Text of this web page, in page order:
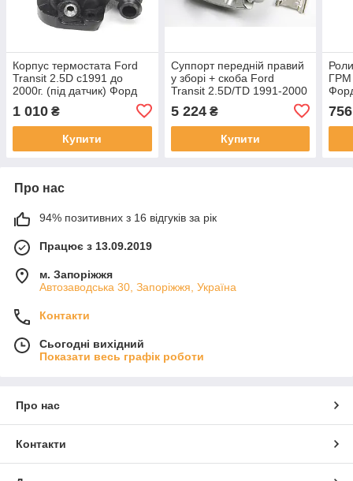
Корпус термостата Ford
Transit 2.5D с1991 до
2000г. (під датчик) Форд
1 010 ₴
Купити
Суппорт передній правий
у зборі + скоба Ford
Transit 2.5D/TD 1991-2000
Форд Транзит напрямні +
поршня
5 224₴
Купити
ГРМ
756
Про нас
94% позитивних з 16 відгуків за рік
Працює з 13.09.2019
м. Запоріжжя
Автозаводська 30, Запоріжжя, Україна
Контакти
Сьогодні вихідний
Показати весь графік роботи
Про нас
Контакти